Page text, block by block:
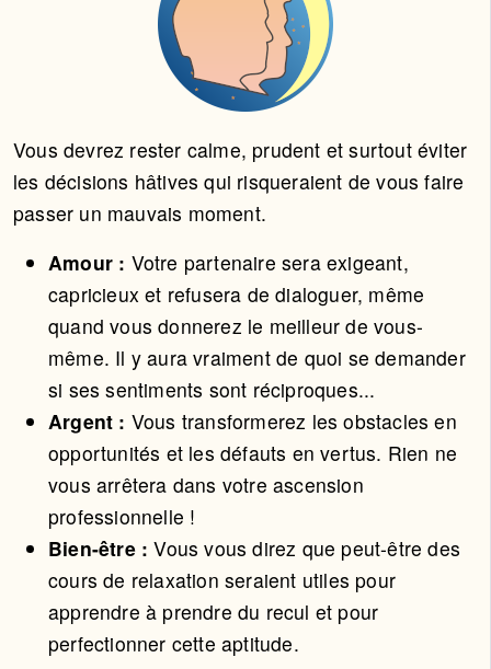
Vous devrez rester calme, prudent et surtout éviter
les décisions hâtives qui risqueraient de vous faire
passer un mauvais moment.
Amour : Votre partenaire sera exigeant,
capricieux et refusera de dialoguer, même
quand vous donnerez le meilleur de vous-
même. Il y aura vraiment de quoi se demander
si ses sentiments sont réciproques...
Argent : Vous transformerez les obstacles en
opportunités et les défauts en vertus. Rien ne
vous arrêtera dans votre ascension
professionnelle !
Bien-être :Vous vous direz que peut-être des
cours de relaxation seraient utiles pour
apprendre à prendre du recul et pour
perfectionner cette aptitude.